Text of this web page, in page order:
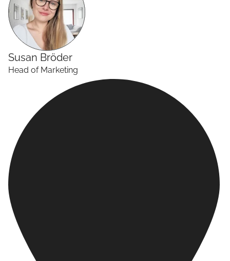
Susan Bröder
Head of Marketing